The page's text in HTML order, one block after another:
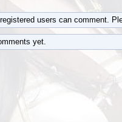
users can comment.
yet.